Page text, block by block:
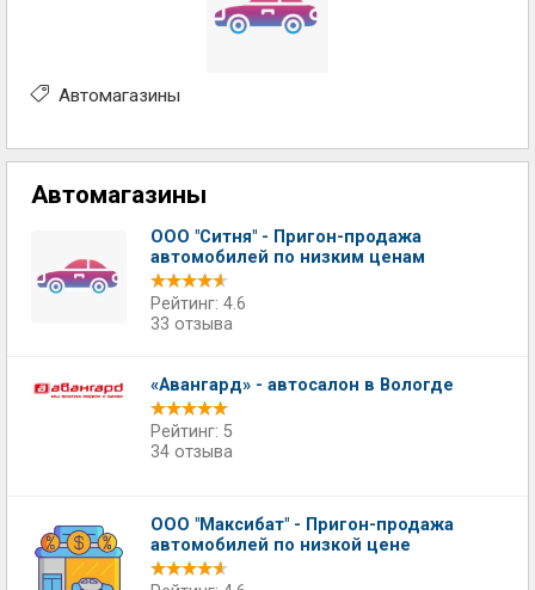
Автомагазины
Автомагазины
ООО "Ситня" - Пригон-продажа
автомобилей по низким ценам
Рейтинг: 4.6
33 отзыва
«Авангард» - автосалон в Вологде
Рейтинг: 5
34 отзыва
ООО "Максибат" - Пригон-продажа
автомобилей по низкой цене